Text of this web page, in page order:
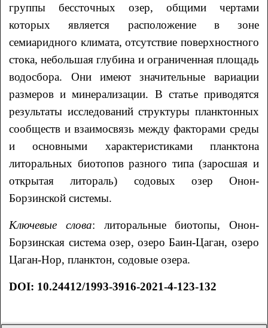
группы бессточных озер, общими чертами
которых является расположение в зоне
семиаридного климата, отсутствие поверхностного
стока, небольшая глубина и ограниченная площадь
водосбора. Они имеют значительные вариации
размеров и минерализации. В статье приводятся
результаты исследований структуры планктонных
сообществ и взаимосвязь между факторами среды
и основными характеристиками планктона
литоральных биотопов разного типа (заросшая и
открытая литораль) содовых озер Онон-
Борзинской системы.
Ключевые слова: литоральные биотопы, Онон-
Борзинская система озер, озеро Баин-Цаган, озеро
Цаган-Нор, планктон, содовые озера.
DOI: 10.24412/1993-3916-2021-4-123-132